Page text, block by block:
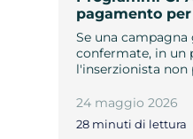
pagamento
Se una campagna
confermate, in un
l'inserzionista non
24 maggio 2026
28 minuti di lettura